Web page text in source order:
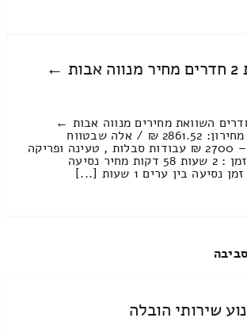
הובלת דירות 2 חדרים מחיר מנווה אבות ←
דירה 2 חדרים השוואת מחירים מנווה אבות ←
לשדות ים מחיר מחירון: 2861.52 ₪ / אלה שבטווח
המחירים 3500 – 2700 ₪ עבודות סבלות , טעינה ופריקה
: 1593.33 ₪ / זמן : 2 שעות 58 דקות מחיר נסיעה
שירותי הובלה